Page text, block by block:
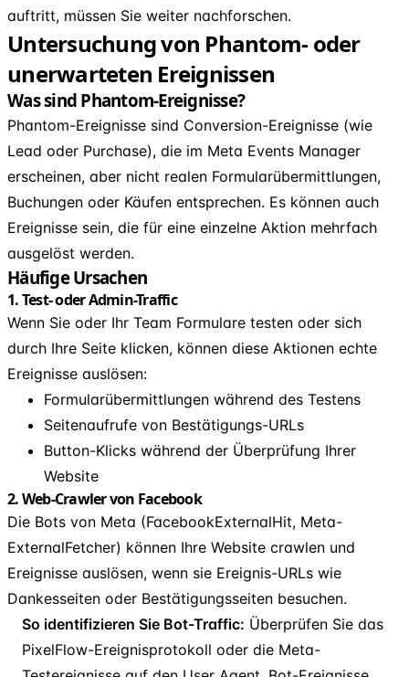
auftritt, müssen Sie weiter nachforschen.
Untersuchung von Phantom- oder
unerwarteten Ereignissen
Was sind Phantom-Ereignisse?
Phantom-Ereignisse sind Conversion-Ereignisse (wie
Lead oder Purchase), die im Meta Events Manager
erscheinen, aber nicht realen Formularübermittlungen,
Buchungen oder Käufen entsprechen. Es können auch
Ereignisse sein, die für eine einzelne Aktion mehrfach
ausgelöst werden.
Häufige Ursachen
1. Test- oder Admin-Traffic
Wenn Sie oder Ihr Team Formulare testen oder sich
durch Ihre Seite klicken, können diese Aktionen echte
Ereignisse auslösen:
Formularübermittlungen während des Testens
Seitenaufrufe von Bestätigungs-URLs
Button-Klicks während der Überprüfung Ihrer
Website
2. Web-Crawler von Facebook
Die Bots von Meta (FacebookExternalHit, Meta-
ExternalFetcher) können Ihre Website crawlen und
Ereignisse auslösen, wenn sie Ereignis-URLs wie
Dankesseiten oder Bestätigungsseiten besuchen.
So identifizieren Sie Bot-Traffic: Überprüfen Sie das
PixelFlow-Ereignisprotokoll oder die Meta-